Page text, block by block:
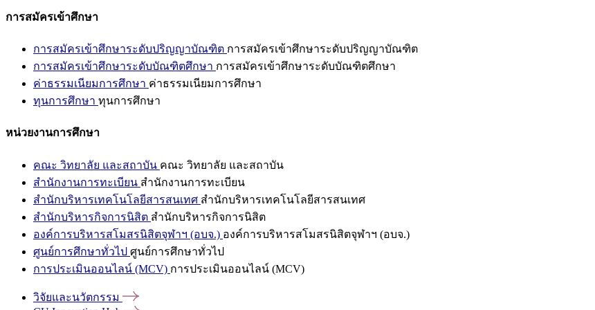
การสมัครเข้าศึกษา
การสมัครเข้าศึกษาระดับปริญญาบัณฑิต การสมัครเข้าศึกษาระดับปริญญาบัณฑิต
การสมัครเข้าศึกษาระดับบัณฑิตศึกษา การสมัครเข้าศึกษาระดับบัณฑิตศึกษา
ค่าธรรมเนียมการศึกษา ค่าธรรมเนียมการศึกษา
ทุนการศึกษา ทุนการศึกษา
หน่วยงานการศึกษา
คณะ วิทยาลัย และสถาบัน คณะ วิทยาลัย และสถาบัน
สำนักงานการทะเบียน สำนักงานการทะเบียน
สำนักบริหารเทคโนโลยีสารสนเทศ สำนักบริหารเทคโนโลยีสารสนเทศ
สำนักบริหารกิจการนิสิต สำนักบริหารกิจการนิสิต
องค์การบริหารสโมสรนิสิตจุฬาฯ (อบจ.) องค์การบริหารสโมสรนิสิตจุฬาฯ (อบจ.)
ศูนย์การศึกษาทั่วไป ศูนย์การศึกษาทั่วไป
การประเมินออนไลน์ (MCV) การประเมินออนไลน์ (MCV)
วิจัยและนวัตกรรม